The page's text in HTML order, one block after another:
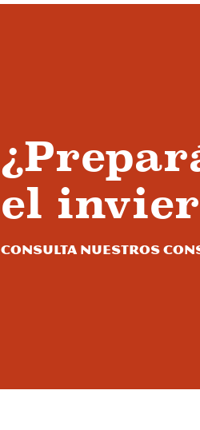
el
Consulta nuestros